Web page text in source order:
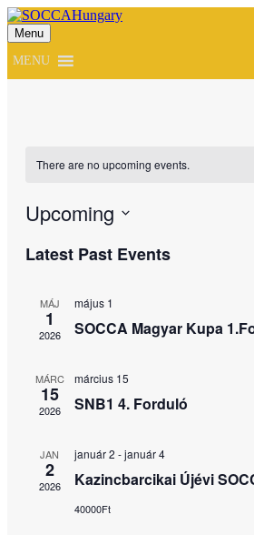
SOCCAHungary
Menu
MENU
There are no upcoming events.
Upcoming
date.
Latest Past Events
MÁJ
1
2026
május 1
SOCCA Magyar Kupa
MÁRC
15
2026
március 15
SNB1 4. Forduló
JAN
2
2026
január 2 -január 4
Kazincbarcikai Újévi
40000Ft